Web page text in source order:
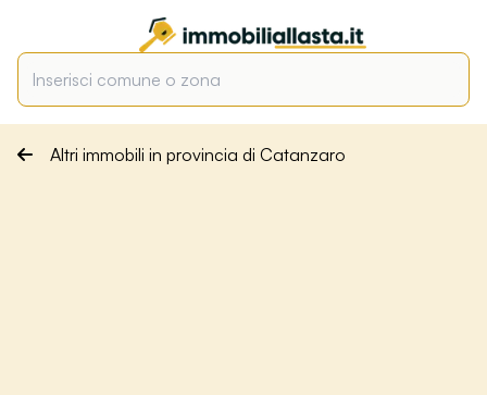
Altri immobili in provincia di Catanzaro